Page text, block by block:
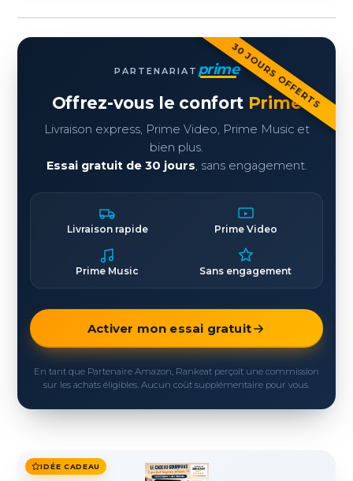
30 JOURS OFFERTS
PARTENARIAT prime
Offrez-vous le confort Prime
Livraison express, Prime Video, Prime Music et
bien plus.
Essai gratuit de 30 jours, sans engagement.
Livraison rapide Prime Video
Prime Music Sans engagement
Activer mon essai gratuit
En tant que Partenaire Amazon, Rankeat perçoit une commission
sur les achats éligibles. Aucun coût supplémentaire pour vous.
IDÉE CADEAU